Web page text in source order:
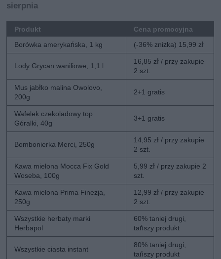
sierpnia
Produkt
Cena promocyjna
Borówka amerykańska, 1 kg
(-36% zniżka) 15,99 zł
Lody Grycan waniliowe, 1,1 l
16,85 zł / przy zakupie
2 szt.
Mus jabłko malina Owolovo,
200g
2+1 gratis
Wafelek czekoladowy top
Góralki, 40g
3+1 gratis
Bombonierka Merci, 250g
14,95 zł / przy zakupie
2 szt.
Kawa mielona Mocca Fix Gold
Woseba, 100g
5,99 zł / przy zakupie 2
szt.
Kawa mielona Prima Finezja,
250g
12,99 zł / przy zakupie
2 szt.
Wszystkie herbaty marki
Herbapol
60% taniej drugi,
tańszy produkt
Wszystkie ciasta instant
80% taniej drugi,
tańszy produkt